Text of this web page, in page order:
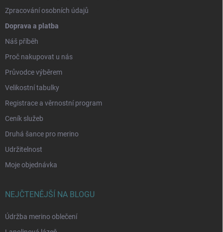
Zpracování osobních údajů
Doprava a platba
Náš příběh
Proč nakupovat u nás
Průvodce výběrem
Velikostní tabulky
Registrace a věrnostní program
Ceník služeb
Druhá šance pro merino
Udržitelnost
Moje objednávka
NEJČTENĚJŠÍ NA BLOGU
Údržba merino oblečení